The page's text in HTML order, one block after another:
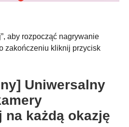
aby rozpocząć nagrywanie
zakończeniu kliknij przycisk
Uniwersalny
na każdą okazję